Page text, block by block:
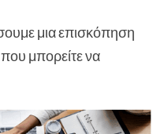
μια επισκόπηση
μπορείτε να